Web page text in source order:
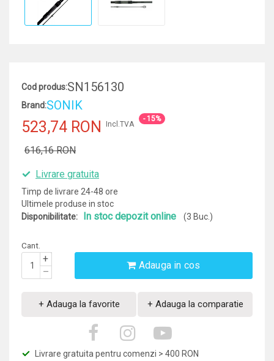
Cod produs:SN156130
Brand:SONIK
523,74 RON
616,16 RON
- 15%
Incl.TVA
Livrare gratuita
Timp de livrare 24-48 ore
Ultimele produse in stoc
Disponibilitate:
In stoc depozit online (3 Buc.)
Cant.
+
–
Adauga in cos
+ Adauga la favorite + Adauga la comparatie
Livrare gratuita pentru comenzi > 400 RON